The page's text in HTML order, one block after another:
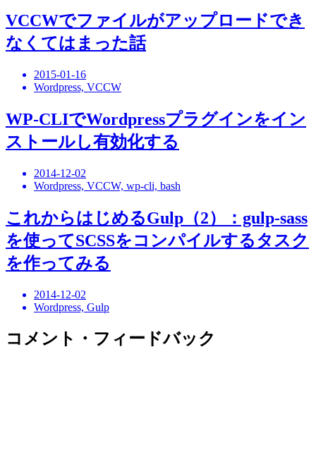
VCCWでファイルがアップロードでき
なくてはまった話
2015-01-16
Wordpress, VCCW
WP-CLIでWordpressプラグインをイン
ストールし有効化する
2014-12-02
Wordpress, VCCW, wp-cli, bash
これからはじめるGulp（2）：gulp-sass
を使ってSCSSをコンパイルするタスク
を作ってみる
2014-12-02
Wordpress, Gulp
コメント・フィードバック